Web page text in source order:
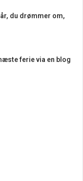
du drømmer om,
ferie via en blog